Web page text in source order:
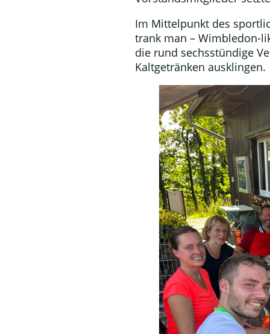
Im Mittelpunkt des
trank man – Wimbledon-
die rund sechsstündige
Kaltgetränken ausklingen.